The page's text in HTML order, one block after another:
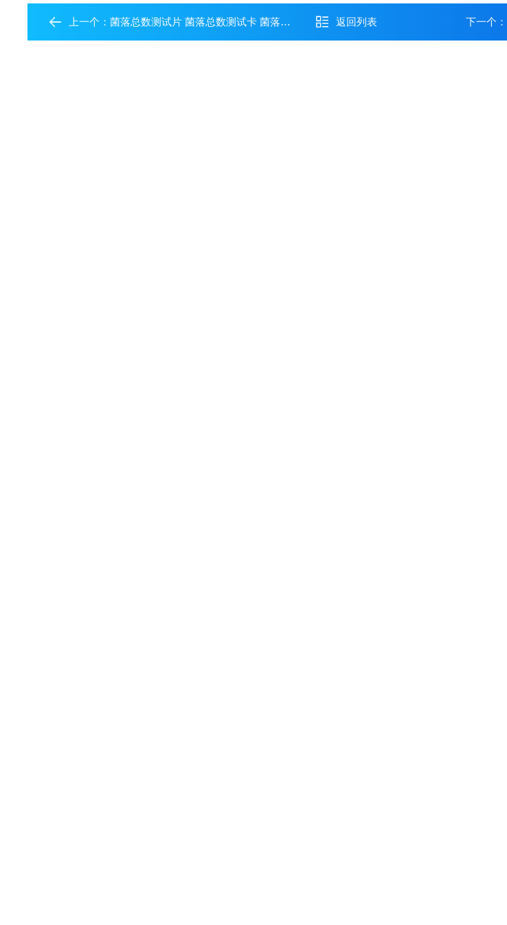
上一个：菌落总数测试片 菌落总数测试卡 菌落总数测定方法 返回列表 下一个：